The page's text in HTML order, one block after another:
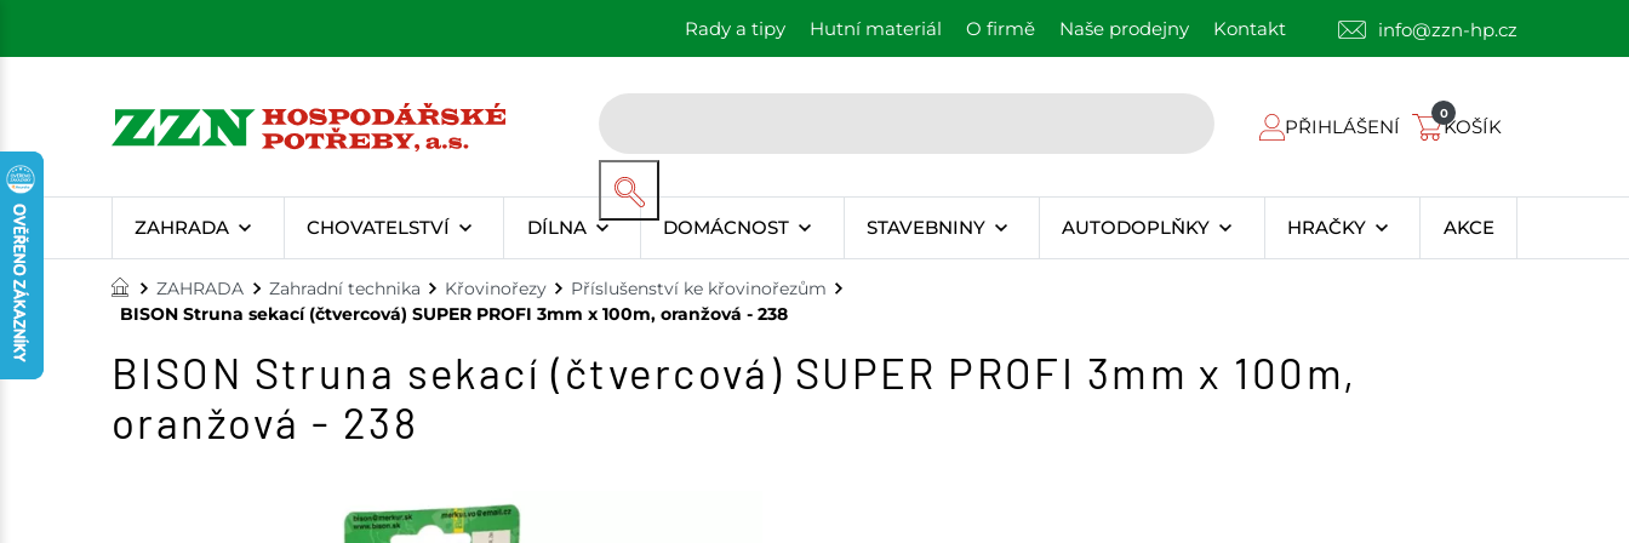
Rady a tipy Hutní materiál O firmě Naše prodejny Kontakt info@zzn-hp.cz
PŘIHLÁŠENÍ
0
KOŠÍK
ZAHRADA CHOVATELSTVÍ DÍLNA DOMÁCNOST STAVEBNINY AUTODOPLŇKY HRAČKY AKCE
ZAHRADA Zahradní technika Křovinořezy
Příslušenství ke křovinořezům
BISON Struna sekací (čtvercová) SUPER PROFI 3mm x 100m, oranžová - 238
BISON Struna sekací (čtvercová) SUPER PROFI 3mm x 100m,
oranžová - 238